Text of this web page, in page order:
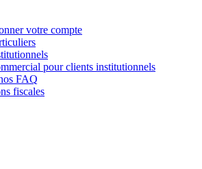
votre compte
pour clients institutionnels
FAQ
fiscales